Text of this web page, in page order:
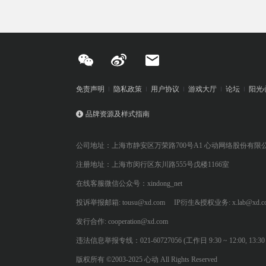
免责声明 隐私政策 用户协议 游戏大厅 论坛 阳光
品牌资源及样式指南
公司地址：上海市静安区万荣路700号A1 心动网络股份有限
注册地址：上海市闵行区东川路555号戊楼1166室
在线客服微信公众号：xindong_net
投诉举报邮箱: tousu@xd.com IP衍生&授权业务:
发行合作: cooperation@xd.com
违法信息举报专线：021-60727056 (工作日 9:30 ~ 12:00, 13:30
版权所有 ©2003-2025 心动 All Rights Reserved